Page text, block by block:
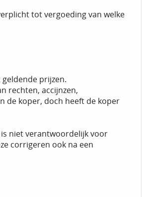
tot vergoeding van welke
prijzen.
rechten, accijnzen,
de koper, doch heeft de koper
niet verantwoordelijk voor
corrigeren ook na een